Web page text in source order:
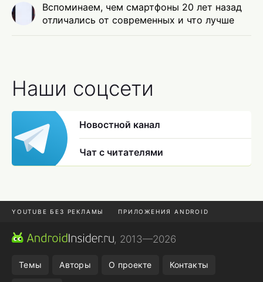
Вспоминаем, чем смартфоны 20 лет назад
отличались от современных и что лучше
Наши соцсети
Новостной канал
Чат с читателями
YOUTUBE БЕЗ РЕКЛАМЫ ПРИЛОЖЕНИЯ ANDROID
МЕССЕНДЖЕРЫ ONE UI 8.5
, 2013—2026
Темы Авторы О проекте Контакты